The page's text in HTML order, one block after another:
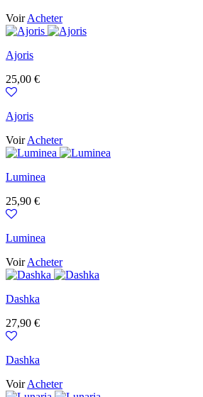
VoirAcheter
Ajoris
Prix
25,00 €
Ajoris
VoirAcheter
Luminea
Prix
25,90 €
Luminea
VoirAcheter
Dashka
Prix
27,90 €
Dashka
VoirAcheter